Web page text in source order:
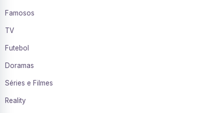
Famosos
TV
Futebol
Doramas
Séries e Filmes
Reality